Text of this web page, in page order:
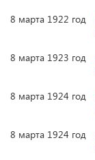
8 марта 1922 год
8 марта 1923 год
8 марта 1924 год
8 марта 1924 год